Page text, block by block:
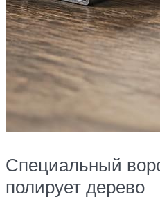
Специальный
полирует дерево